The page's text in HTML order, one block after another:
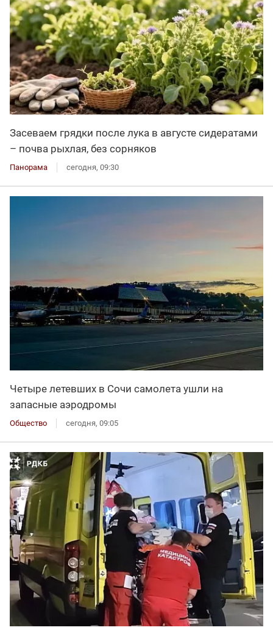
Засеваем грядки после лука в августе сидератами
– почва рыхлая, без сорняков
Панорама сегодня, 09:30
Четыре летевших в Сочи самолета ушли на
запасные аэродромы
Общество сегодня, 09:05